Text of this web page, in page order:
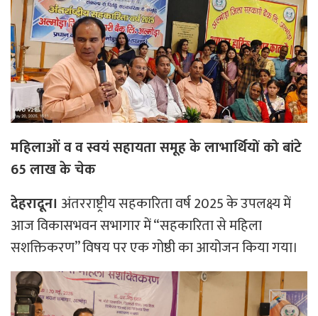
महिलाओं व व स्वयं सहायता समूह के लाभार्थियों को बांटे
65 लाख के चेक
देहरादून। अंतरराष्ट्रीय सहकारिता वर्ष 2025 के उपलक्ष्य में
आज विकासभवन सभागार में “सहकारिता से महिला
सशक्तिकरण” विषय पर एक गोष्ठी का आयोजन किया गया।